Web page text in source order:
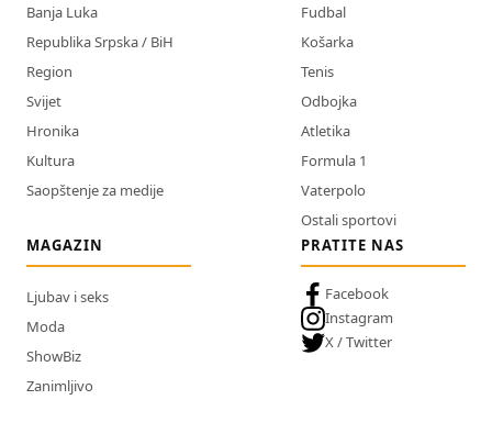
Banja Luka
Republika Srpska / BiH
Region
Svijet
Hronika
Kultura
Saopštenje za medije
Fudbal
Košarka
Tenis
Odbojka
Atletika
Formula 1
Vaterpolo
Ostali sportovi
MAGAZIN
Ljubav i seks
Moda
ShowBiz
Zanimljivo
PRATITE NAS
Facebook
Instagram
X / Twitter